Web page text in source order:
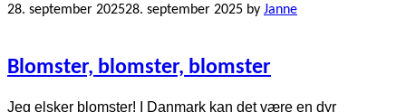
28. september 202528. september 2025 by Janne
Blomster, blomster, blomster
Jeg elsker blomster! I Danmark kan det være en dyr